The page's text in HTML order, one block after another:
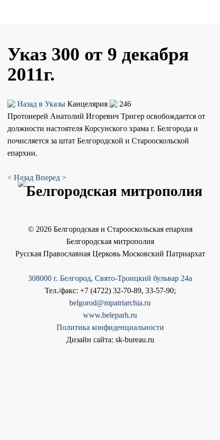
Указ 300 от 9 декабря
2011г.
Назад в Указы Канцелярия
246
Протоиерей Анатолий Игоревич Тригер освобождается от
должности настоятеля Корсунского храма г. Белгорода и
почисляется за штат Белгородской и Старооскольской
епархии.
< Назад Вперед >
© 2026Белгородская и Старооскольская епархия
Белгородская митрополия
Русская Православная Церковь Московский Патриархат
308000 г. Белгород, Свято-Троицкий бульвар 24а
Тел./факс: +7 (4722) 32-70-89, 33-57-90;
belgorod@mpatriarchia.ru
www.beleparh.ru
Политика конфиденциальности
Дизайн сайта: sk-bureau.ru